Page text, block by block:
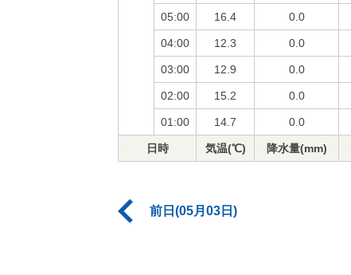
05:00 16.4 0.0
04:00 12.3 0.0
03:00 12.9 0.0
02:00 15.2 0.0
01:00 14.7 0.0
日時 気温(℃) 降水量(mm)
前日(05月03日)